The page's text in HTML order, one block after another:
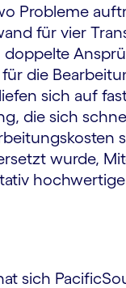
Probleme
für vier
doppelte
die
sich auf
die sich
wurde,
sich